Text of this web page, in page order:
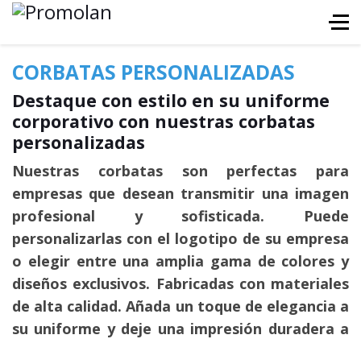
CORBATAS PERSONALIZADAS
Destaque con estilo en su uniforme
corporativo con nuestras corbatas
personalizadas
Nuestras corbatas son perfectas para
empresas que desean transmitir una imagen
profesional y sofisticada. Puede
personalizarlas con el logotipo de su empresa
o elegir entre una amplia gama de colores y
diseños exclusivos. Fabricadas con materiales
de alta calidad. Añada un toque de elegancia a
su uniforme y deje una impresión duradera a